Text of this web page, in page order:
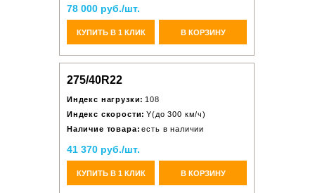
78 000 руб./шт.
КУПИТЬ В 1 КЛИК В КОРЗИНУ
275/40R22
Индекс нагрузки: 108
Индекс скорости: Y(до 300 км/ч)
Наличие товара: есть в наличии
41 370 руб./шт.
КУПИТЬ В 1 КЛИК В КОРЗИНУ